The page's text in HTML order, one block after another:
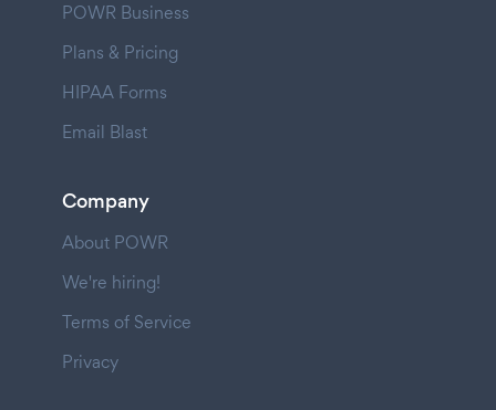
POWR Business
Plans & Pricing
HIPAA Forms
Email Blast
Company
About POWR
We're hiring!
Terms of Service
Privacy